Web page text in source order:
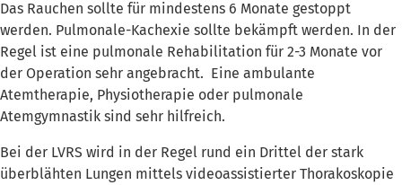
Das Rauchen sollte für mindestens 6 Monate gestoppt
werden. Pulmonale-Kachexie sollte bekämpft werden. In der
Regel ist eine pulmonale Rehabilitation für 2-3 Monate vor
der Operation sehr angebracht. Eine ambulante
Atemtherapie, Physiotherapie oder pulmonale
Atemgymnastik sind sehr hilfreich.
Bei der LVRS wird in der Regel rund ein Drittel der stark
überblähten Lungen mittels videoassistierter Thorakoskopie